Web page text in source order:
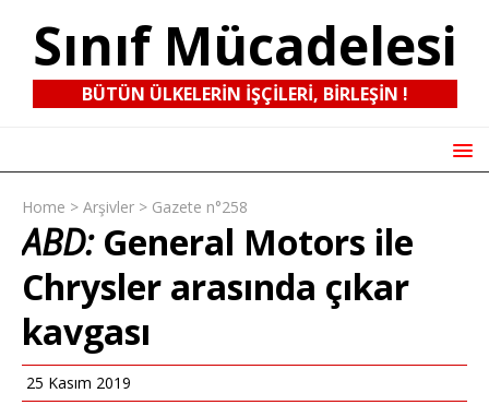
Sınıf Mücadelesi
BÜTÜN ÜLKELERIN IŞÇILERI, BIRLEŞIN !
Home > Arşivler > Gazete n°258
ABD:General Motors ile
Chrysler arasında çıkar
kavgası
25 Kasım 2019